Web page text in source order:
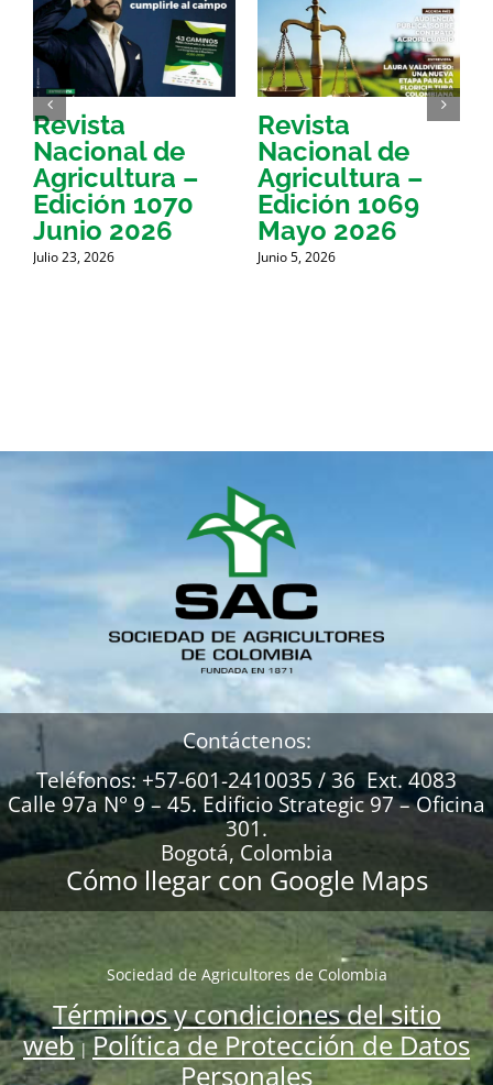
Revista
Nacional de
Agricultura –
Edición 1070
Junio 2026
Julio 23, 2026
Revista
Nacional de
Agricultura –
Edición 1069
Mayo 2026
Junio 5, 2026
Contáctenos:
Teléfonos: +57-601-2410035 / 36 Ext. 4083
Calle 97a N° 9 – 45. Edificio Strategic 97 – Oficina
301.
Bogotá, Colombia
Cómo llegar con Google Maps
Sociedad de Agricultores de Colombia
Términos y condiciones del sitio
web| Política de Protección de Datos
Personales